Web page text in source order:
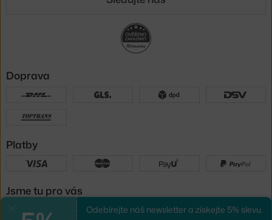
Odebírejte náš newsletter a získejte 5% slevu.
Doprava
Platby
Jsme tu pro vás